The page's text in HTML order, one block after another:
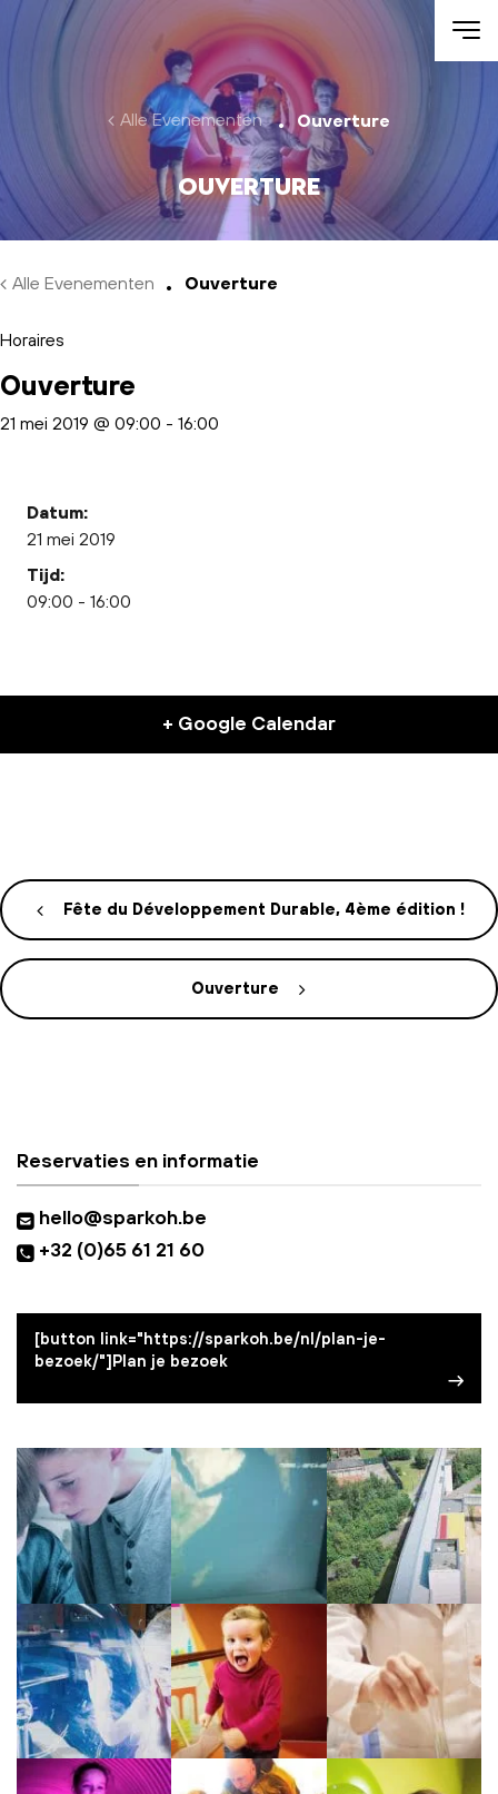
Skip to main content
Alle Evenementen Ouverture
Ouverture
Alle Evenementen Ouverture
Horaires
Ouverture
21 mei 2019 @ 09:00 - 16:00
Datum:
21 mei 2019
Tijd:
09:00 - 16:00
+ Google Calendar
Fête du Développement Durable, 4ème édition !
Ouverture
Reservaties en informatie
hello@sparkoh.be
+32 (0)65 61 21 60
[button link="https://sparkoh.be/nl/plan-je-
bezoek/"]Plan je bezoek